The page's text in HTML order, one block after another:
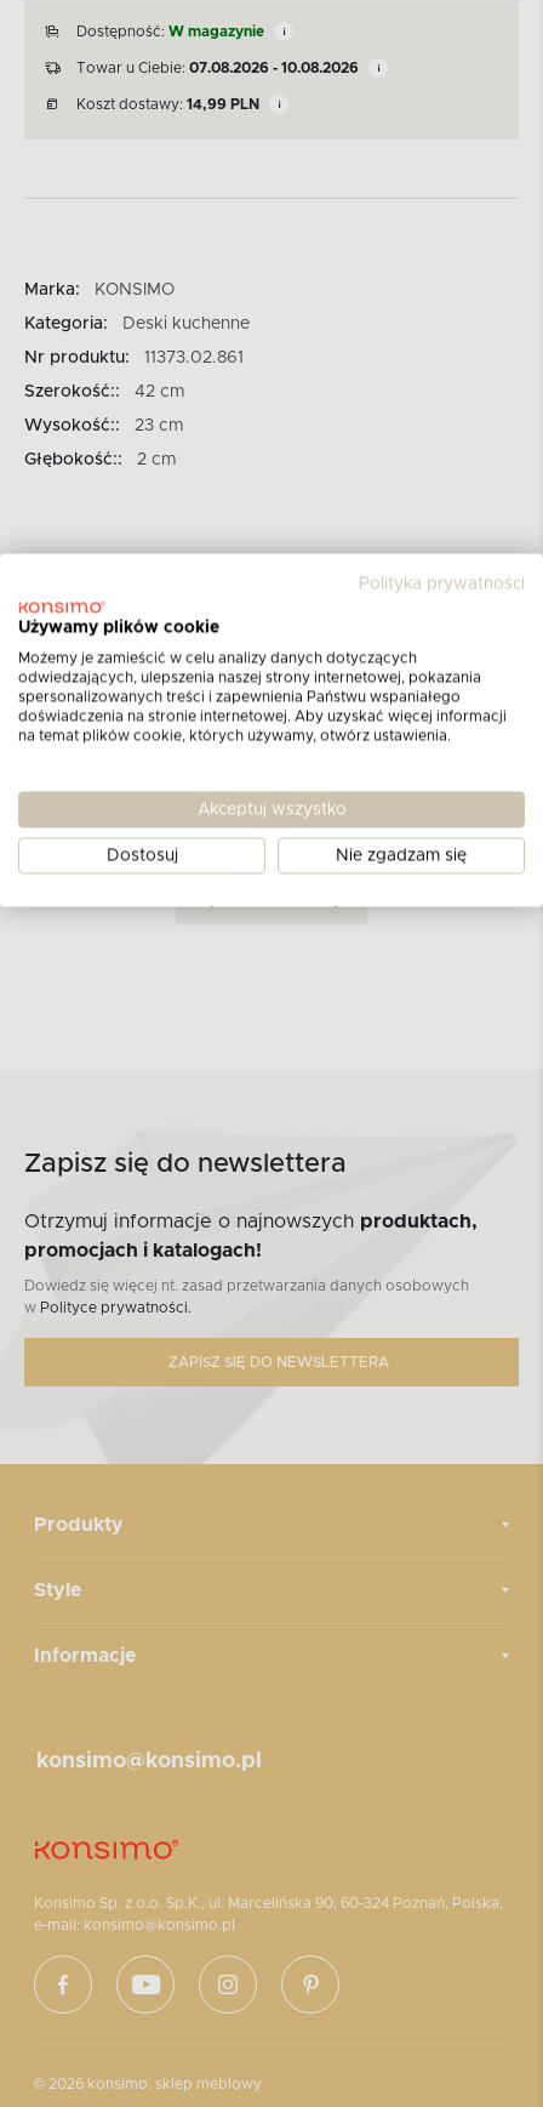
Dostępność: W magazynie
Towar u Ciebie: 07.08.2026 - 10.08.2026
Koszt dostawy: 14,99 PLN
Marka:
KONSIMO
Kategoria:
Deski kuchenne
Nr produktu:
11373.02.861
Szerokość::
42 cm
Wysokość::
23 cm
Głębokość::
2 cm
Opinie klientów
dla produktuDeska do krojenia
dąb olejowany
Aktualnie nie ma żadnych opinii.Może chcesz
napisać pierwszą?
Zapisz się do newslettera
Otrzymuj informacje o najnowszych produktach,
promocjach i katalogach!
Dowiedz się więcej nt. zasad przetwarzania danych osobowych
w Polityce prywatności.
ZAPISZ SIĘ DO NEWSLETTERA
Produkty
Style
Informacje
Konsimo Sp. z o.o. Sp.K., ul. Marcelińska 90, 60-324 Poznań, Polska,
e-mail: konsimo@konsimo.pl
konsimo@konsimo.pl
© 2026 konsimo. sklep meblowy
Polityka prywatności
Używamy plików cookie
Możemy je zamieścić w celu analizy danych dotyczących
odwiedzających, ulepszenia naszej strony internetowej, pokazania
spersonalizowanych treści i zapewnienia Państwu wspaniałego
doświadczenia na stronie internetowej. Aby uzyskać więcej informacji
na temat plików cookie, których używamy, otwórz ustawienia.
Akceptuj wszystko
Dostosuj Nie zgadzam się